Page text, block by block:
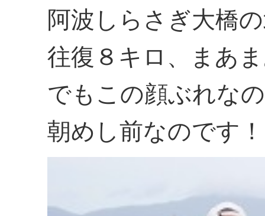
阿波しらさぎ大橋
往復８キロ、まあ
でもこの顔ぶれな
朝めし前なのです！